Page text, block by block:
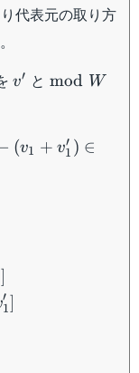
代表元の取り方
v'
v′ と mod W
(v1 + v1
′ ) ∈
]
1
′ ]